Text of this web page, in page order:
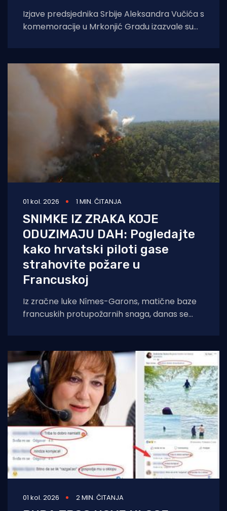
Izjave predsjednika Srbije Aleksandra Vučića s
komemoracije u Mrkonjić Gradu izazvale su
01 kol. 2026 1 MIN. ČITANJA
SNIMKE IZ ZRAKA KOJE
ODUZIMAJU DAH: Pogledajte
kako hrvatski piloti gase
strahovite požare u
Francuskoj
Iz zračne luke Nîmes-Garons, matične baze
francuskih protupožarnih snaga, danas se
01 kol. 2026 2 MIN. ČITANJA